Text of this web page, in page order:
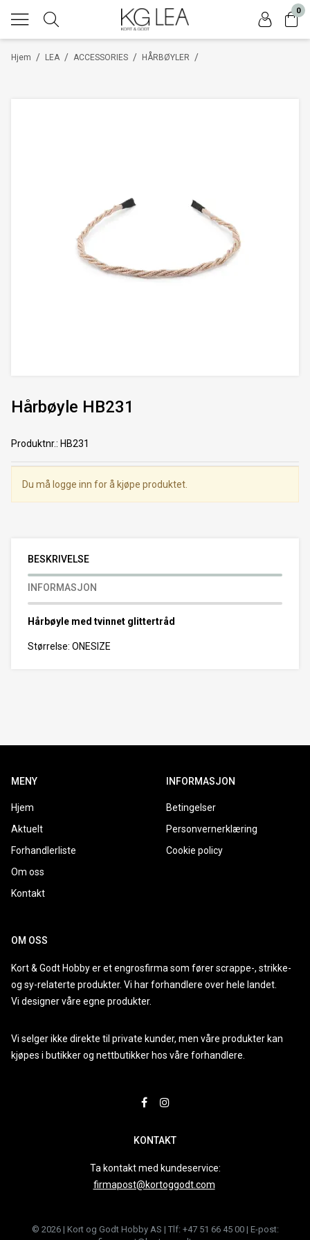
0
/
Hjem /
LEA /
ACCESSORIES /
HÅRBØYLER
Hårbøyle HB231
Produktnr.: HB231
Du må logge inn for å kjøpe produktet.
BESKRIVELSE
INFORMASJON
Hårbøyle med tvinnet glittertråd
Størrelse: ONESIZE
MENY
Hjem
Aktuelt
Forhandlerliste
Om oss
Kontakt
INFORMASJON
Betingelser
Personvernerklæring
Cookie policy
OM OSS
Kort & Godt Hobby er et engrosfirma som fører scrappe-, strikke-
og sy-relaterte produkter. Vi har forhandlere over hele landet.
Vi designer våre egne produkter.
Vi selger ikke direkte til private kunder, men våre produkter kan
kjøpes i butikker og nettbutikker hos våre forhandlere.
KONTAKT
Ta kontakt med kundeservice:
firmapost@kortoggodt.com
© 2026 | Kort og Godt Hobby AS | Tlf: +47 51 66 45 00 | E-post: